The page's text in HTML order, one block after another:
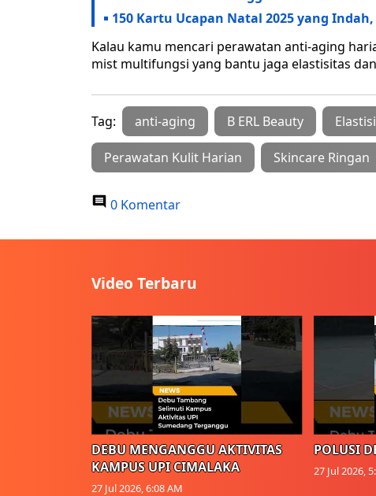
150 Kartu Ucapan Natal 2025 yang
Kalau kamu mencari perawatan anti-aging
mist multifungsi yang bantu jaga elastisitas
Tag: anti-aging B ERL Beauty
Perawatan Kulit Harian Skincare Ringan
0 Komentar
Video Terbaru
DEBU MENGANGGU AKTIVITAS
KAMPUS UPI CIMALAKA
27 Jul 2026, 6:08 AM
POLUSI
27 Jul 2026,